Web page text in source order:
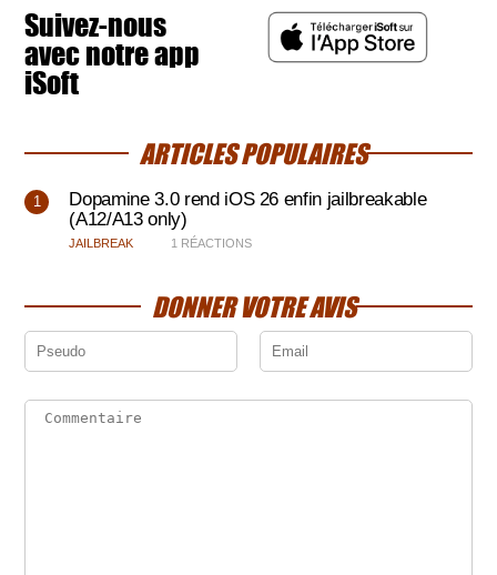
Suivez-nous
avec notre app
iSoft
ARTICLES POPULAIRES
Dopamine 3.0 rend iOS 26 enfin jailbreakable
(A12/A13 only)
JAILBREAK 1 RÉACTIONS
DONNER VOTRE AVIS